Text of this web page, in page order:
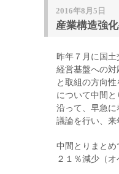
2016年8月5日
産業構造強
昨年７月に国
経営基盤への
と取組の方向
について中間
沿って、早急
議論を行い、来
中間とりまと
２１％減少（